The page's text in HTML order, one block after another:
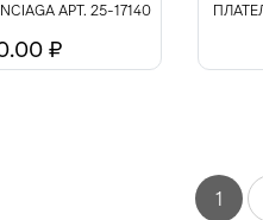
АРТ. 25-17140
₽
1